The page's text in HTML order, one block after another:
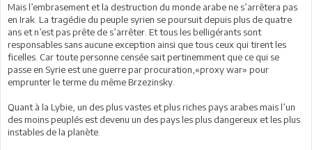
Mais l’embrasement et la destruction du monde arabe ne s’arrêtera pas
en Irak. La tragédie du peuple syrien se poursuit depuis plus de quatre
ans et n’est pas prête de s’arrêter. Et tous les belligérants sont
responsables sans aucune exception ainsi que tous ceux qui tirent les
ficelles. Car toute personne censée sait pertinemment que ce qui se
passe en Syrie est une guerre par procuration,«proxy war» pour
emprunter le terme du même Brzezinsky.
Quant à la Lybie, un des plus vastes et plus riches pays arabes mais l’un
des moins peuplés est devenu un des pays les plus dangereux et les plus
instables de la planète.